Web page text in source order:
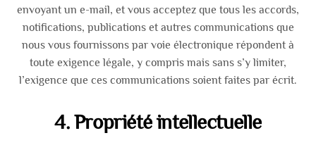
envoyant un e-mail, et vous acceptez que tous les accords,
notifications, publications et autres communications que
nous vous fournissons par voie électronique répondent à
toute exigence légale, y compris mais sans s’y limiter,
l’exigence que ces communications soient faites par écrit.
4. Propriété intellectuelle